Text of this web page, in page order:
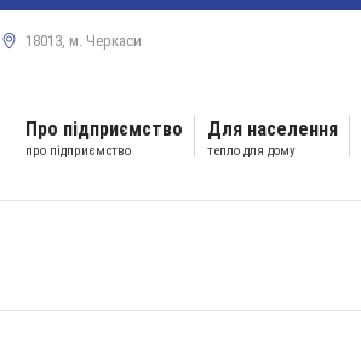
18013, м. Черкаси
Про підприємство
про підприємство
Для населення
тепло для дому